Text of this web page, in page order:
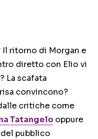
Il ritorno di Morgan e
diretto con Elio vi
La scafata
convincono?
critiche come
Tatangelo oppure
pubblico